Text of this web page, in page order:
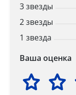
3 звезды
2 звезды
1 звезда
Ваша оценка